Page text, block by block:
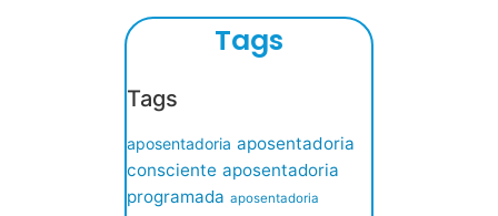
Tags
Tags
aposentadoria aposentadoria
consciente aposentadoria
programada aposentadoria